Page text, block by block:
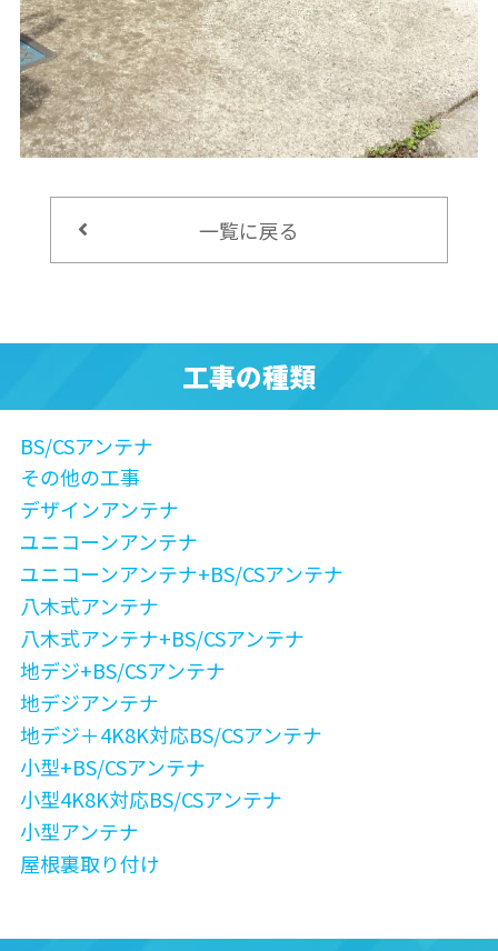
一覧に戻る
工事の種類
BS/CSアンテナ
その他の工事
デザインアンテナ
ユニコーンアンテナ
ユニコーンアンテナ+BS/CSアンテナ
八木式アンテナ
八木式アンテナ+BS/CSアンテナ
地デジ+BS/CSアンテナ
地デジアンテナ
地デジ＋4K8K対応BS/CSアンテナ
小型+BS/CSアンテナ
小型4K8K対応BS/CSアンテナ
小型アンテナ
屋根裏取り付け